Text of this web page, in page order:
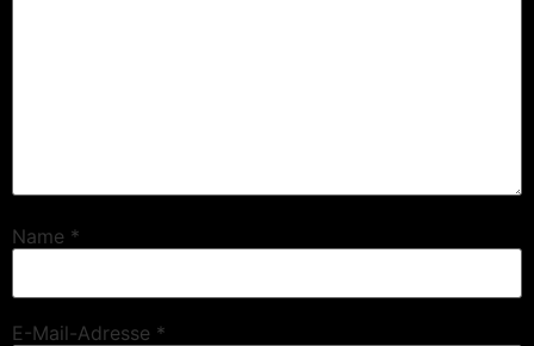
Name *
E-Mail-Adresse *